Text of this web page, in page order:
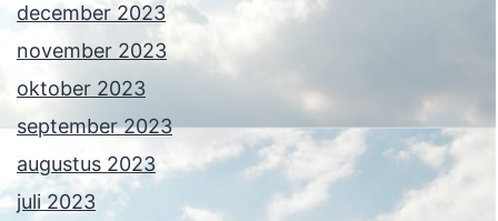
december 2023
november 2023
oktober 2023
september 2023
augustus 2023
juli 2023